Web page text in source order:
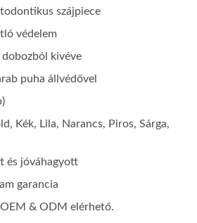
szájpiece
védelem
kivéve
puha állvédővel
Kék, Lila, Narancs, Piros, Sárga,
és jóváhagyott
garancia
& ODM elérhető.